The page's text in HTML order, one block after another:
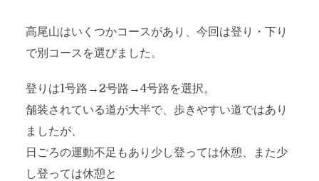
高尾山はいくつかコースがあり、今回は登り・下り
で別コースを選びました。
登りは1号路→2号路→4号路を選択。
舗装されている道が大半で、歩きやすい道ではあり
ましたが、
日ごろの運動不足もあり少し登っては休憩、また少
し登っては休憩と